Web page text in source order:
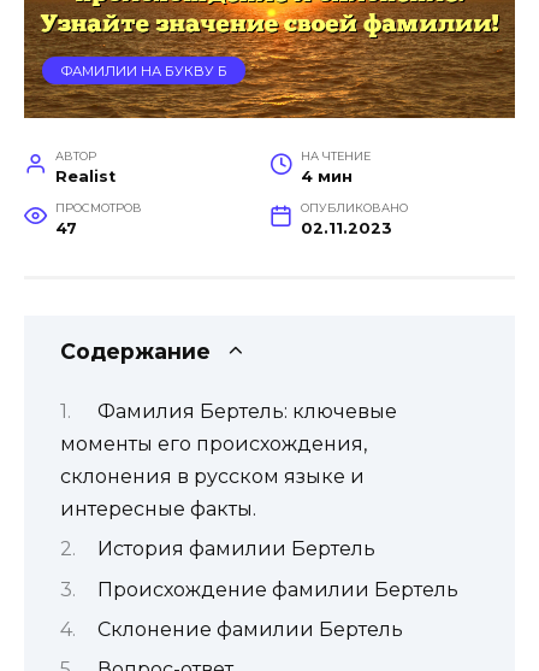
ФАМИЛИИ НА БУКВУ Б
АВТОР
Realist
НА ЧТЕНИЕ
4 мин
ПРОСМОТРОВ
47
ОПУБЛИКОВАНО
02.11.2023
Содержание
Фамилия Бертель: ключевые
моменты его происхождения,
склонения в русском языке и
интересные факты.
История фамилии Бертель
Происхождение фамилии Бертель
Склонение фамилии Бертель